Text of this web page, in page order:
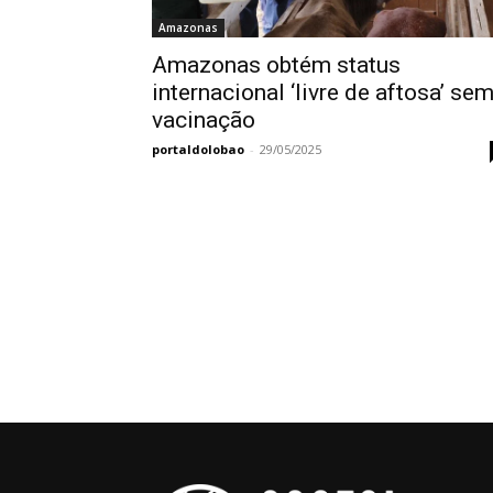
Amazonas
Amazonas obtém status
internacional ‘livre de aftosa’ sem
vacinação
portaldolobao - 29/05/2025